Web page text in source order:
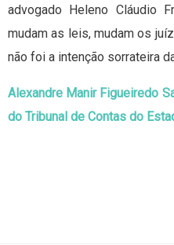
advogado Heleno Cláudio
mudam as leis, mudam os
não foi a intenção sorrateira
Alexandre Manir Figueiredo
do Tribunal de Contas do